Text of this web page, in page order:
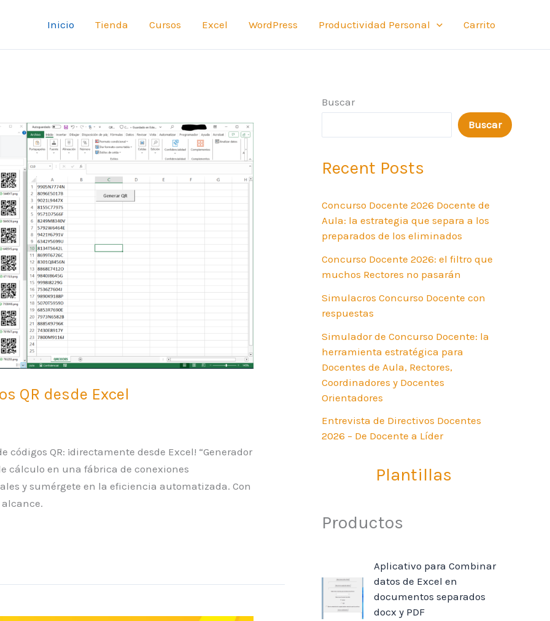
Inicio Tienda Cursos Excel WordPress Productividad Personal Carrito
QR desde Excel
QR: ¡directamente desde Excel! “Generador
cálculo en una fábrica de conexiones
y sumérgete en la eficiencia automatizada. Con
Buscar
Buscar
Recent Posts
Concurso Docente 2026 Docente de
Aula: la estrategia que separa a los
preparados de los eliminados
Concurso Docente 2026: el filtro que
muchos Rectores no pasarán
Simulacros Concurso Docente con
respuestas
Simulador de Concurso Docente: la
herramienta estratégica para
Docentes de Aula, Rectores,
Coordinadores y Docentes
Orientadores
Entrevista de Directivos Docentes
2026 – De Docente a Líder
Plantillas
Productos
Aplicativo para Combinar
datos de Excel en
documentos separados
docx y PDF